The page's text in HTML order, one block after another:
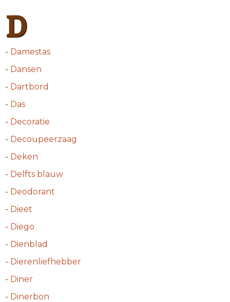
D
- Damestas
- Dansen
- Dartbord
- Das
- Decoratie
- Decoupeerzaag
- Deken
- Delfts blauw
- Deodorant
- Dieet
- Diego
- Dienblad
- Dierenliefhebber
- Diner
- Dinerbon